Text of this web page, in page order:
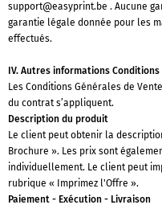
support@easyprint.be . Aucune
garantie légale donnée pour les
effectués.
IV. Autres informations
Les Conditions Générales de
du contrat s’appliquent.
Description du produit
Le client peut obtenir la
Brochure ». Les prix sont
individuellement. Le client peut
rubrique « Imprimez l'Offre ».
Paiement - Exécution - Livraison